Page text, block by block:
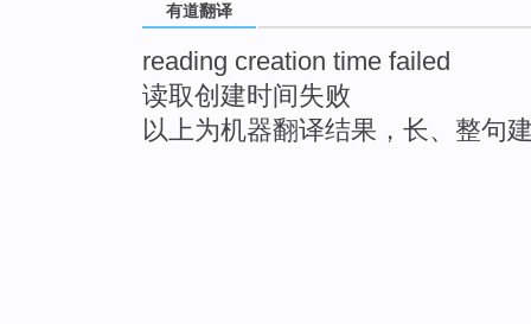
有道翻译
reading creation time failed
读取创建时间失败
以上为机器翻译结果，长、整句